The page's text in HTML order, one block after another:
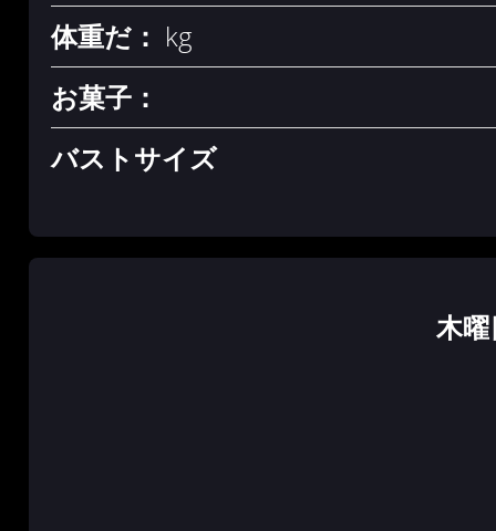
体重だ： kg
お菓子：
バストサイズ
木